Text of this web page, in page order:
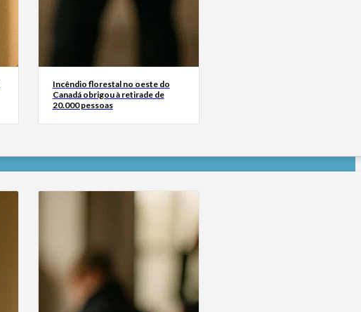
Incêndio florestal no oeste do
Canadá obrigou à retirade de
20.000 pessoas